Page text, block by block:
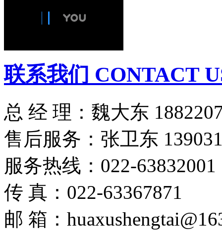
联系我们 CONTACT
总 经 理：魏大东
售后服务：张卫东
服务热线：022-63832001
传 真：022-63367871
邮 箱：